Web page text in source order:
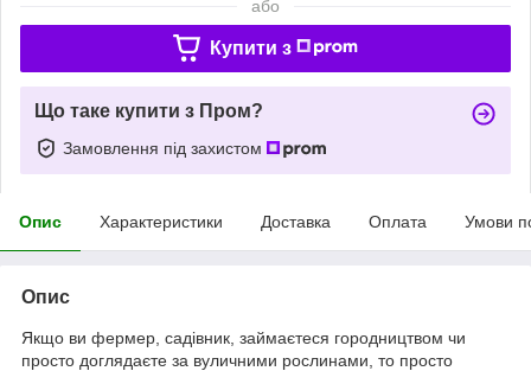
або
Купити з
Що таке купити з Пром?
Замовлення під захистом
Опис Характеристики Доставка Оплата Умови
Опис
Якщо ви фермер, садівник, займаєтеся городництвом чи
просто доглядаєте за вуличними рослинами, то просто